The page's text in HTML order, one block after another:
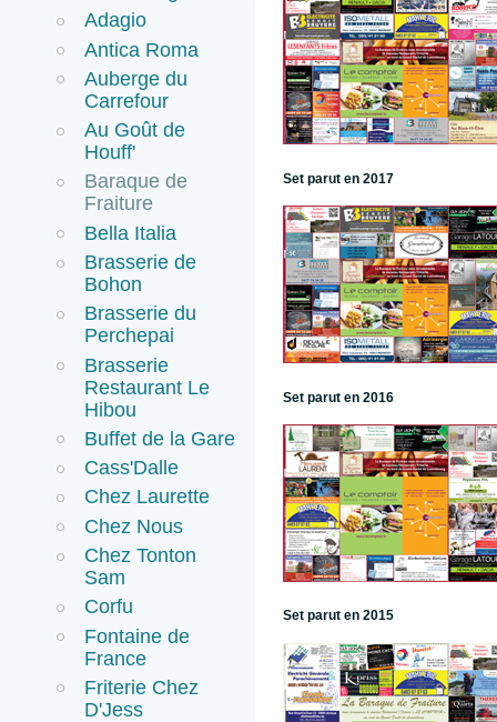
Adagio
Antica Roma
Auberge du
Carrefour
Au Goût de
Houff'
Baraque de
Fraiture
Bella Italia
Brasserie de
Bohon
Brasserie du
Perchepai
Brasserie
Restaurant Le
Hibou
Buffet de la Gare
Cass'Dalle
Chez Laurette
Chez Nous
Chez Tonton
Sam
Corfu
Fontaine de
France
Friterie Chez
D'Jess
Set parut en 2017
Set parut en 2016
Set parut en 2015